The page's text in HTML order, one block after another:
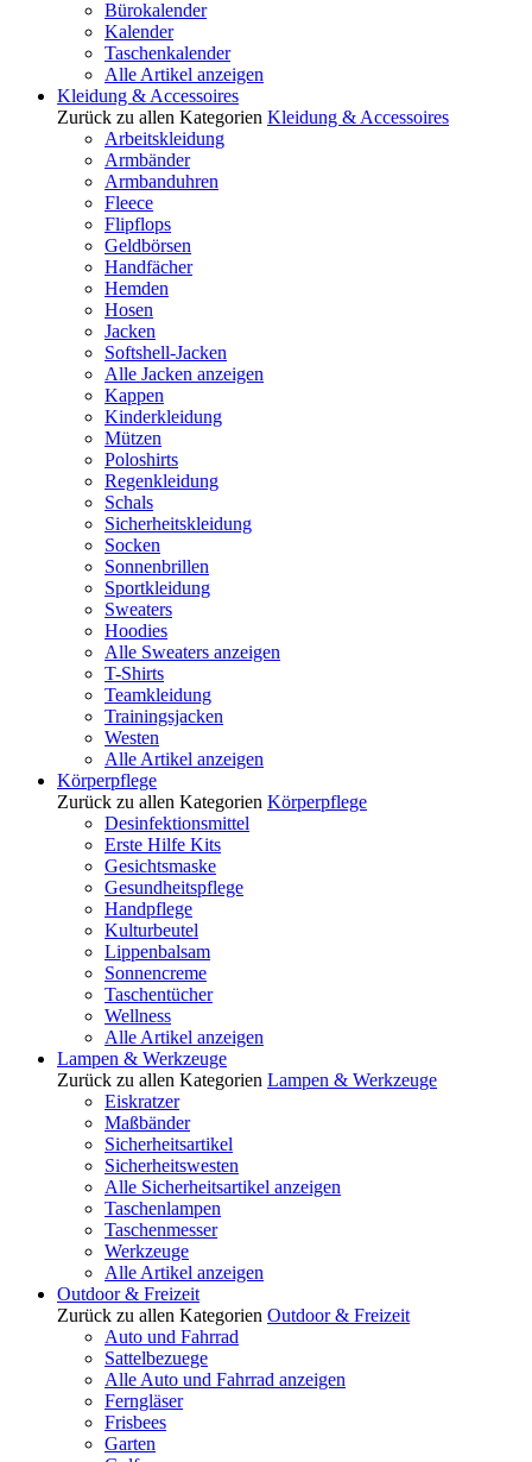
Bürokalender
Kalender
Taschenkalender
Alle Artikel anzeigen
Kleidung & Accessoires
Zurück zu allen Kategorien Kleidung & Accessoires
Arbeitskleidung
Armbänder
Armbanduhren
Fleece
Flipflops
Geldbörsen
Handfächer
Hemden
Hosen
Jacken
Softshell-Jacken
Alle Jacken anzeigen
Kappen
Kinderkleidung
Mützen
Poloshirts
Regenkleidung
Schals
Sicherheitskleidung
Socken
Sonnenbrillen
Sportkleidung
Sweaters
Hoodies
Alle Sweaters anzeigen
T-Shirts
Teamkleidung
Trainingsjacken
Westen
Alle Artikel anzeigen
Körperpflege
Zurück zu allen Kategorien Körperpflege
Desinfektionsmittel
Erste Hilfe Kits
Gesichtsmaske
Gesundheitspflege
Handpflege
Kulturbeutel
Lippenbalsam
Sonnencreme
Taschentücher
Wellness
Alle Artikel anzeigen
Lampen & Werkzeuge
Zurück zu allen Kategorien Lampen & Werkzeuge
Eiskratzer
Maßbänder
Sicherheitsartikel
Sicherheitswesten
Alle Sicherheitsartikel anzeigen
Taschenlampen
Taschenmesser
Werkzeuge
Alle Artikel anzeigen
Outdoor & Freizeit
Zurück zu allen Kategorien Outdoor & Freizeit
Auto und Fahrrad
Sattelbezuege
Alle Auto und Fahrrad anzeigen
Ferngläser
Frisbees
Garten